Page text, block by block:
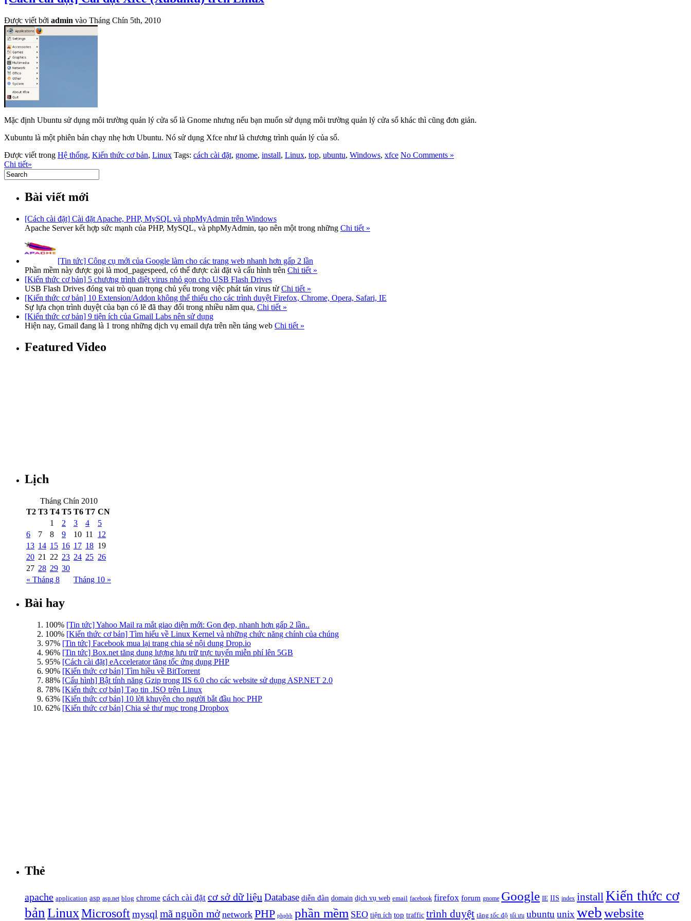
Được viết bởi admin vào Tháng Chín 5th, 2010
Mặc định Ubuntu sử dụng môi trường quản lý cửa sổ là Gnome nhưng nếu bạn muốn sử dụng môi trường quản lý cửa sổ khác thì cũng đơn giản.
Xubuntu là một phiên bản chạy nhẹ hơn Ubuntu. Nó sử dụng Xfce như là chương trình quản lý của sổ.
Được viết trong Hệ thống, Kiến thức cơ bản, Linux Tags: cách cài đặt, gnome, install, Linux, top, ubuntu, Windows, xfce No Comments »
Chi tiết»
Bài viết mới
[Cách cài đặt] Cài đặt Apache, PHP, MySQL và phpMyAdmin trên Windows
Apache Server kết hợp sức mạnh của PHP, MySQL, và phpMyAdmin, tạo nên một trong những Chi tiết »
[Tin tức] Công cụ mới của Google làm cho các trang web nhanh hơn gấp 2 lần
Phần mềm này được gọi là mod_pagespeed, có thể được cài đặt và cấu hình trên Chi tiết »
[Kiến thức cơ bản] 5 chương trình diệt virus nhỏ gọn cho USB Flash Drives
USB Flash Drives đóng vai trò quan trọng chủ yếu trong việc phát tán virus từ Chi tiết »
[Kiến thức cơ bản] 10 Extension/Addon không thể thiếu cho các trình duyệt Firefox, Chrome, Opera, Safari, IE
Sự lựa chọn trình duyệt của bạn có lẽ đã thay đổi trong nhiều năm qua, Chi tiết »
[Kiến thức cơ bản] 9 tiện ích của Gmail Labs nên sử dụng
Hiện nay, Gmail đang là 1 trong những dịch vụ email dựa trên nền tảng web Chi tiết »
Featured Video
Lịch
Tháng Chín 2010
T2 T3 T4 T5 T6 T7 CN
« Tháng 8 Tháng 10 »
1 2 3 4
5
6
7 8 9 10 11
12
13 14 15 16 17 18 19
20 21 22 23 24 25 26
27 28 29 30
Bài hay
100% [Tin tức] Yahoo Mail ra mắt giao diện mới: Gọn đẹp, nhanh hơn gấp 2 lần..
100% [Kiến thức cơ bản] Tìm hiểu về Linux Kernel và những chức năng chính của chúng
97% [Tin tức] Facebook mua lại trang chia sẻ nội dung Drop.io
96% [Tin tức] Box.net tăng dung lượng lưu trữ trực tuyến miễn phí lên 5GB
95% [Cách cài đặt] eAccelerator tăng tốc ứng dụng PHP
90% [Kiến thức cơ bản] Tìm hiều về BitTorrent
88% [Cấu hình] Bật tính năng Gzip trong IIS 6.0 cho các website sử dụng ASP.NET 2.0
78% [Kiến thức cơ bản] Tạo tin .ISO trên Linux
63% [Kiến thức cơ bản] 10 lời khuyên cho người bắt đầu học PHP
62% [Kiến thức cơ bản] Chia sẻ thư mục trong Dropbox
Thẻ
apache application asp asp.net blog chrome cách cài đặt cơ sở dữ liệu Database diễn đàn domain dịch vụ web email facebook firefox forum gnome Google IE IIS index install Kiến thức cơ
bản LinuxMicrosoftmysql mã nguồn mở network PHP phpbb phần mềm SEO tiện ích top traffic trình duyệt tăng tốc độ tối ưu ubuntu unix webwebsite